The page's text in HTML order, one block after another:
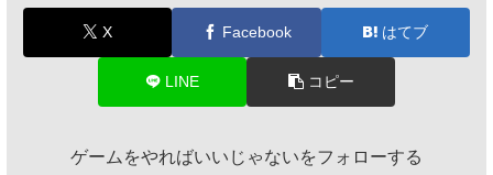
X Facebook はてブ
LINE コピー
ゲームをやればいいじゃないをフォローする